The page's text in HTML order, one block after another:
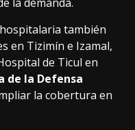
también
en Tizimín e Izamal,
de Ticul en
de la Defensa
la cobertura en